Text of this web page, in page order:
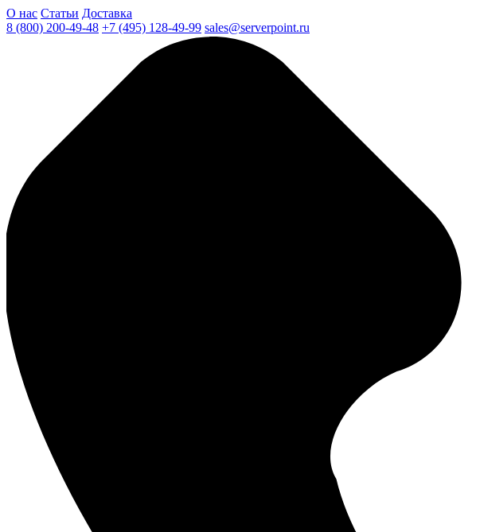
О нас Статьи Доставка
8 (800) 200-49-48 +7 (495) 128-49-99 sales@serverpoint.ru